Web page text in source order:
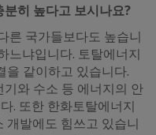
히 높다고 보시나요?
른 국가들보다도 높습니
느냐입니다. 토탈에너지
을 같이하고 있습니다.
와 수소 등 에너지의 안
. 또한 한화토탈에너지
개발에도 힘쓰고 있습니